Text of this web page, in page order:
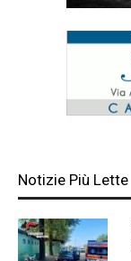
Notizie Più Lette